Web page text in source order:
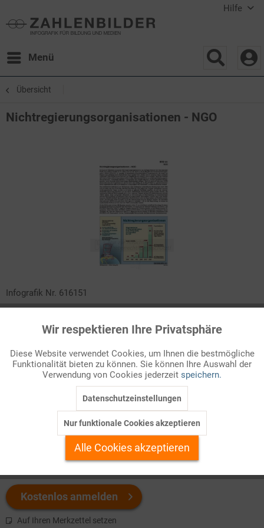
Hilfe
Menü
Übersicht
Nichtregierungsorganisationen - NGO
Infografik Nr. 616151
eine immer wichtigere Rolle. Parallel dazu haben die
sogenannten Nichtregierungsorganisationen an Bedeutung
gewonnen. Was kennzeichnet diese Organisationen und wie
viele sind auf der Ebene der Vereinten Nationen aktiv?
Welchen Download brauchen Sie?
s/w-Version
Kostenlos anmelden
Auf Ihren Merkzettel setzen
Funktionale Aktiv
Marketing Inaktiv
Personalisierung Inaktiv
Service
Wir respektieren Ihre Privatsphäre
Diese Website verwendet Cookies, um Ihnen die bestmögliche
Funktionalität bieten zu können. Sie können Ihre Auswahl der
Verwendung von Cookies jederzeit speichern.
Datenschutzeinstellungen
Nur funktionale Cookies akzeptieren
Alle Cookies akzeptieren